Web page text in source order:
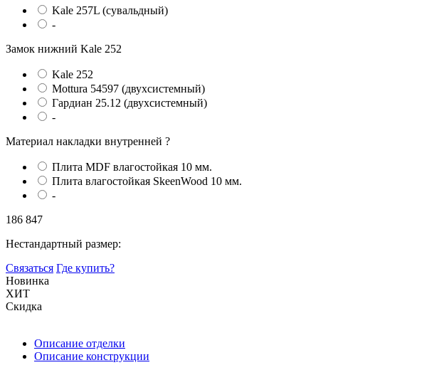
Kale 257L (сувальдный)
-
Замок нижний Kale 252
Kale 252
Mottura 54597 (двухсистемный)
Гардиан 25.12 (двухсистемный)
-
Материал накладки внутренней ?
Плита MDF влагостойкая 10 мм.
Плита влагостойкая SkeenWood 10 мм.
-
186 847
Нестандартный размер:
Связаться Где купить?
Новинка
ХИТ
Скидка
Описание отделки
Описание конструкции